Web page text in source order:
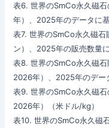
表6. 世界のSmCo永久磁
年）、2025年のデータに
表7. 世界のSmCo永久磁
ン）、2025年の販売数量
表8. 世界のSmCo永久磁
2026年）、2025年のデー
表9. 世界のSmCo永久磁
2026年）（米ドル/kg）
表10. 世界のSmCo永久磁